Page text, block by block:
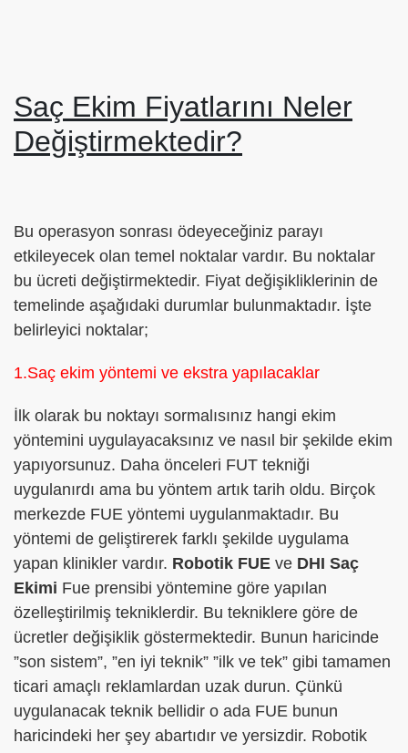
Saç Ekim Fiyatlarını Neler
Değiştirmektedir?
Bu operasyon sonrası ödeyeceğiniz parayı
etkileyecek olan temel noktalar vardır. Bu noktalar
bu ücreti değiştirmektedir. Fiyat değişikliklerinin de
temelinde aşağıdaki durumlar bulunmaktadır. İşte
belirleyici noktalar;
1.Saç ekim yöntemi ve ekstra yapılacaklar
İlk olarak bu noktayı sormalısınız hangi ekim
yöntemini uygulayacaksınız ve nasıl bir şekilde ekim
yapıyorsunuz. Daha önceleri FUT tekniği
uygulanırdı ama bu yöntem artık tarih oldu. Birçok
merkezde FUE yöntemi uygulanmaktadır. Bu
yöntemi de geliştirerek farklı şekilde uygulama
yapan klinikler vardır. Robotik FUE ve DHI Saç
Ekimi Fue prensibi yöntemine göre yapılan
özelleştirilmiş tekniklerdir. Bu tekniklere göre de
ücretler değişiklik göstermektedir. Bunun haricinde
”son sistem”, ”en iyi teknik” ”ilk ve tek” gibi tamamen
ticari amaçlı reklamlardan uzak durun. Çünkü
uygulanacak teknik bellidir o ada FUE bunun
haricindeki her şey abartıdır ve yersizdir. Robotik